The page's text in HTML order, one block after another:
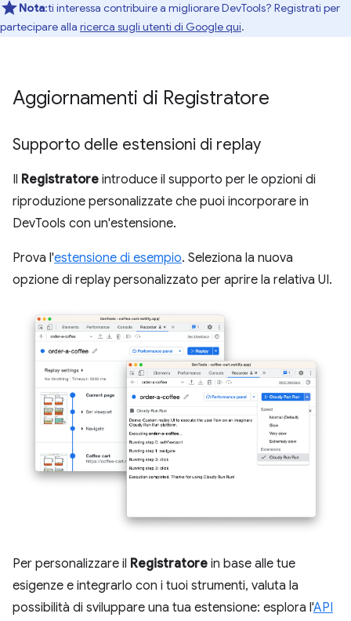
Nota:ti interessa contribuire a migliorare DevTools? Registrati per
partecipare alla ricerca sugli utenti di Google qui.
Aggiornamenti di Registratore
Supporto delle estensioni di replay
Il Registratore introduce il supporto per le opzioni di
riproduzione personalizzate che puoi incorporare in
DevTools con un'estensione.
Prova l'estensione di esempio. Seleziona la nuova
opzione di replay personalizzato per aprire la relativa UI.
Per personalizzare il Registratore in base alle tue
esigenze e integrarlo con i tuoi strumenti, valuta la
possibilità di sviluppare una tua estensione: esplora l'API